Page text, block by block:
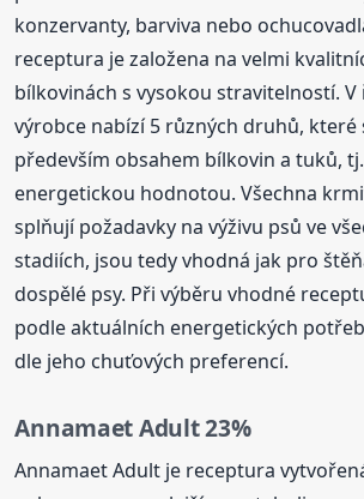
konzervanty, barviva nebo
receptura je založena na velmi
bílkovinách s vysokou stravitelností.
výrobce nabízí 5 různých druhů, které
především obsahem bílkovin a tuků,
energetickou hodnotou. Všechna
splňují požadavky na výživu psů ve
stadiích, jsou tedy vhodná jak pro
dospělé psy. Při výběru vhodné
podle aktuálních energetických
dle jeho chuťových preferencí.
Annamaet Adult 23%
Annamaet Adult je receptura